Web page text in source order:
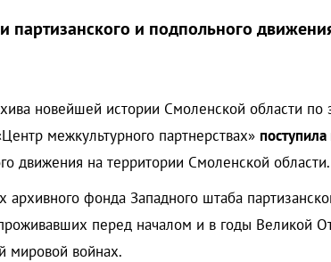
партизанского и подпольного
новейшей истории Смоленской области
межкультурного партнерствах»
движения на территории Смоленской области.
архивного фонда Западного штаба
перед началом и в годы Великой
мировой войнах.